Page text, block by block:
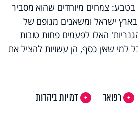
בטבע: צמחים מיוחדים שהוא מסביר
בארץ ישראל ומשאבים מגופם של
האלו לפעמים פחות טובות
למי שאין כסף, הן עשויות להציל את
רפואה
דמויות ביהדות